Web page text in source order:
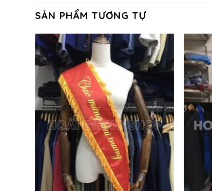
SẢN PHẨM TƯƠNG TỰ